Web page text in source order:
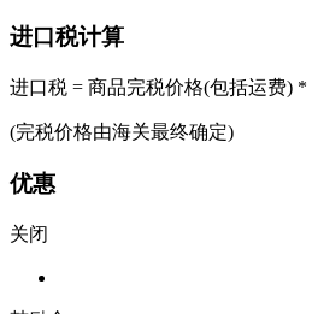
进口税计算
进口税 = 商品完税价格(包括运费) *
(完税价格由海关最终确定)
优惠
关闭